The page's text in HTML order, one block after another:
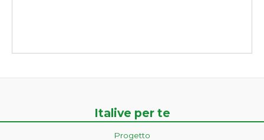
Italive per te
Progetto